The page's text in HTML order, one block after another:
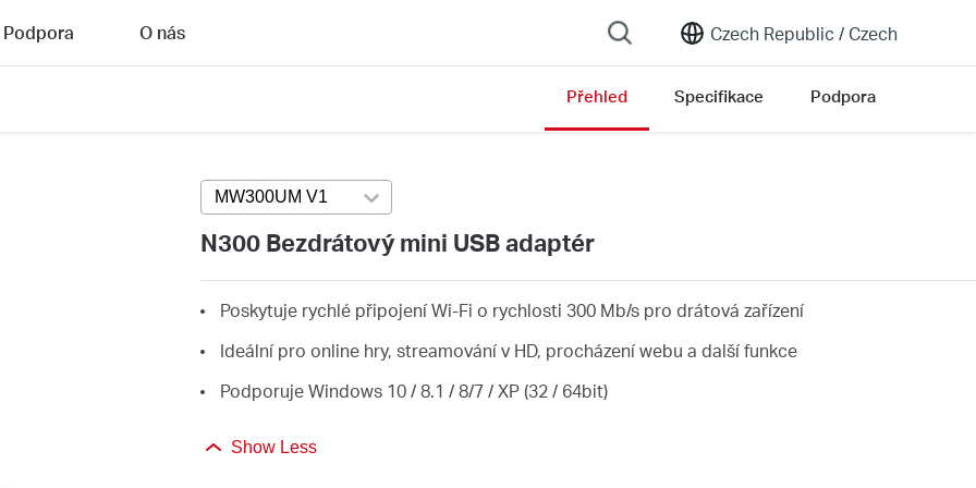
Czech Republic / Czech
Podpora O nás
Přehled Specifikace Podpora
MW300UM V1 Press enter to open version list
N300 Bezdrátový mini USB adaptér
Poskytuje rychlé připojení Wi-Fi o rychlosti 300 Mb/s pro drátová zařízení
Ideální pro online hry, streamování v HD, procházení webu a další funkce
Podporuje Windows 10 / 8.1 / 8/7 / XP (32 / 64bit)
Show Less